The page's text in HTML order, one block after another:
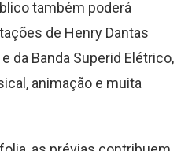
também poderá
de Henry Dantas
da Banda Superid Elétrico,
animação e muita